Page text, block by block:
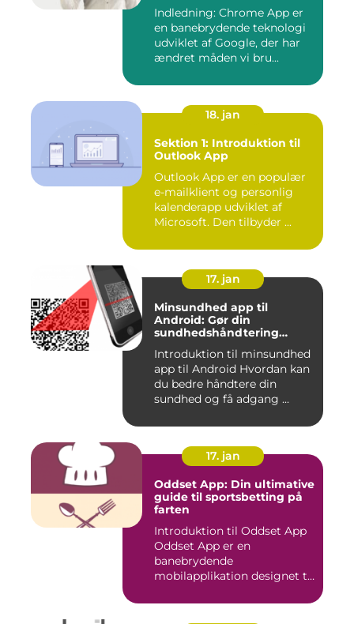
applikationer
Indledning: Chrome App er
en banebrydende teknologi
udviklet af Google, der har
ændret måden vi bru...
18. jan
Sektion 1: Introduktion til
Outlook App
Outlook App er en populær
e-mailklient og personlig
kalenderapp udviklet af
Microsoft. Den tilbyder ...
17. jan
Minsundhed app til
Android: Gør din
sundhedshåndtering
Introduktion til minsundhed
app til Android Hvordan kan
du bedre håndtere din
sundhed og få adgang ...
17. jan
Oddset App: Din ultimative
guide til sportsbetting på
farten
Introduktion til Oddset App
Oddset App er en
banebrydende
mobilapplikation designet til